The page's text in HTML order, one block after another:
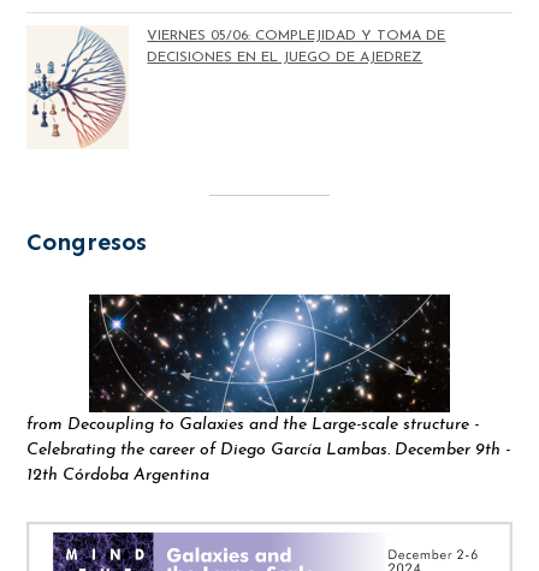
VIERNES 05/06: COMPLEJIDAD Y TOMA DE
DECISIONES EN EL JUEGO DE AJEDREZ
Congresos
from Decoupling to Galaxies and the Large-scale structure -
Celebrating the career of Diego García Lambas. December 9th -
12th Córdoba Argentina